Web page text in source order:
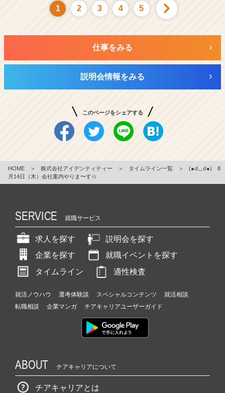
1 2 3 4 5
仕事をみる
説明会情報をみる
このページをシェアする
HOME ＞ 株式会社アイデンティティー ＞ タイムライン一覧 ＞
(●☌◡☌●) 8
月14日（木）会社案内やりま〜す☆
SERVICE 就職サービス
求人を探す
説明会を探す
企業を探す
就職イベントを探す
タイムライン
適性検査
就活ノウハウ 選考体験談 スペシャルコンテンツ
就活相談
転職相談
企業マンガ チアキャリアユーザーガイド
ABOUT チアキャリアについて
チアキャリアとは